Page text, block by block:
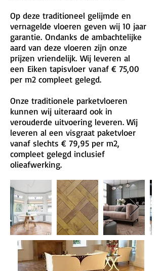
Op deze traditioneel gelijmde en
vernagelde vloeren geven wij 10 jaar
garantie. Ondanks de ambachtelijke
aard van deze vloeren zijn onze
prijzen vriendelijk. Wij leveren al
een Eiken tapisvloer vanaf € 75,00
per m2 compleet gelegd.
Onze traditionele parketvloeren
kunnen wij uiteraard ook in
verouderde uitvoering leveren. Wij
leveren al een visgraat paketvloer
vanaf slechts € 79,95 per m2,
compleet gelegd inclusief
olieafwerking.